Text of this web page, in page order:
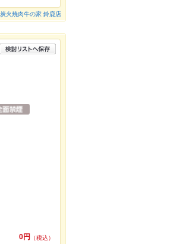
炭火焼肉牛の家 鈴鹿店
0円
（税込）